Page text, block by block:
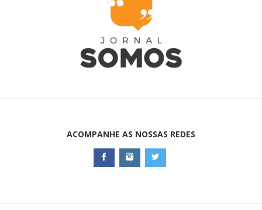
ACOMPANHE AS NOSSAS REDES